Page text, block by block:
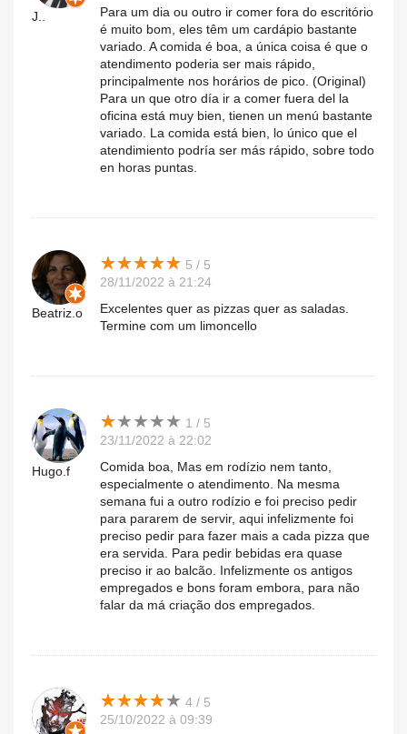
J..
Para um dia ou outro ir comer fora do escritório
é muito bom, eles têm um cardápio bastante
variado. A comida é boa, a única coisa é que o
atendimento poderia ser mais rápido,
principalmente nos horários de pico. (Original)
Para un que otro día ir a comer fuera del la
oficina está muy bien, tienen un menú bastante
variado. La comida está bien, lo único que el
atendimiento podría ser más rápido, sobre todo
en horas puntas.
Beatriz.o
★★★★★
★★★★★ 5 / 5
28/11/2022 à 21:24
Excelentes quer as pizzas quer as saladas.
Termine com um limoncello
Hugo.f
★★★★★
★★★★★ 1 / 5
23/11/2022 à 22:02
Comida boa, Mas em rodízio nem tanto,
especialmente o atendimento. Na mesma
semana fui a outro rodízio e foi preciso pedir
para pararem de servir, aqui infelizmente foi
preciso pedir para fazer mais a cada pizza que
era servida. Para pedir bebidas era quase
preciso ir ao balcão. Infelizmente os antigos
empregados e bons foram embora, para não
falar da má criação dos empregados.
★★★★★
★★★★★ 4 / 5
25/10/2022 à 09:39